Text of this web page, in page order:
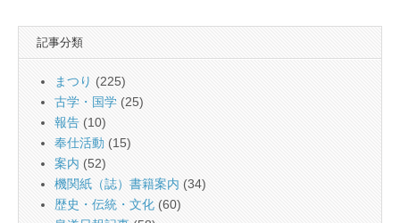
記事分類
まつり (225)
古学・国学 (25)
報告 (10)
奉仕活動 (15)
案内 (52)
機関紙（誌）書籍案内 (34)
歴史・伝統・文化 (60)